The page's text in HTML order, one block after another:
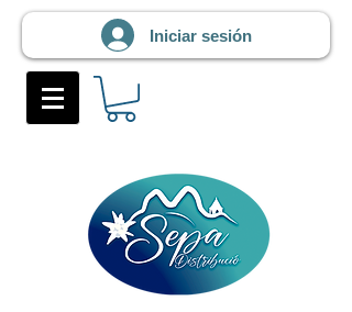
Iniciar sesión